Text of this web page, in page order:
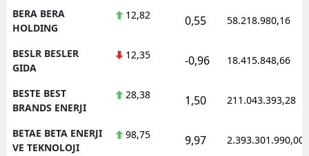
BERA BERA
HOLDING
12,82 0,55 58.218.980,16
BESLR BESLER
GIDA
12,35 -0,96 18.415.848,66
BESTE BEST
BRANDS ENERJI
28,38 1,50 211.043.393,28
BETAE BETA ENERJI
VE TEKNOLOJI
98,75 9,97 2.393.301.990,00